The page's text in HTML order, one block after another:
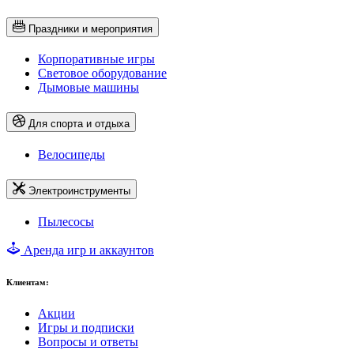
Праздники и мероприятия
Корпоративные игры
Световое оборудование
Дымовые машины
Для спорта и отдыха
Велосипеды
Электроинструменты
Пылесосы
Аренда игр и аккаунтов
Клиентам:
Акции
Игры и подписки
Вопросы и ответы